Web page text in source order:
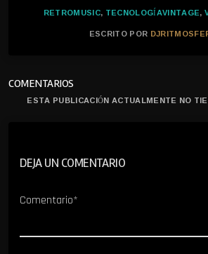
RETROMUSIC, TECNOLOGÍAVINTAGE,
ESCRITO POR
COMENTARIOS
ESTA PUBLICACIÓN ACTUALMENTE NO
DEJA UN COMENTARIO
Comentario*